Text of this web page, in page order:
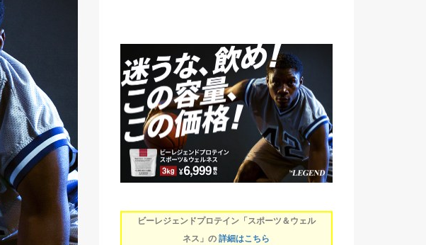
ビーレジェンドプロテイン「スポーツ＆ウェル
ネス」の詳細はこちら